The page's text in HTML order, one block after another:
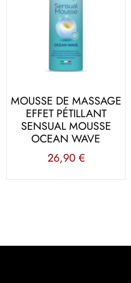
MOUSSE DE MASSAGE
EFFET PÉTILLANT
SENSUAL MOUSSE
OCEAN WAVE
26,90 €